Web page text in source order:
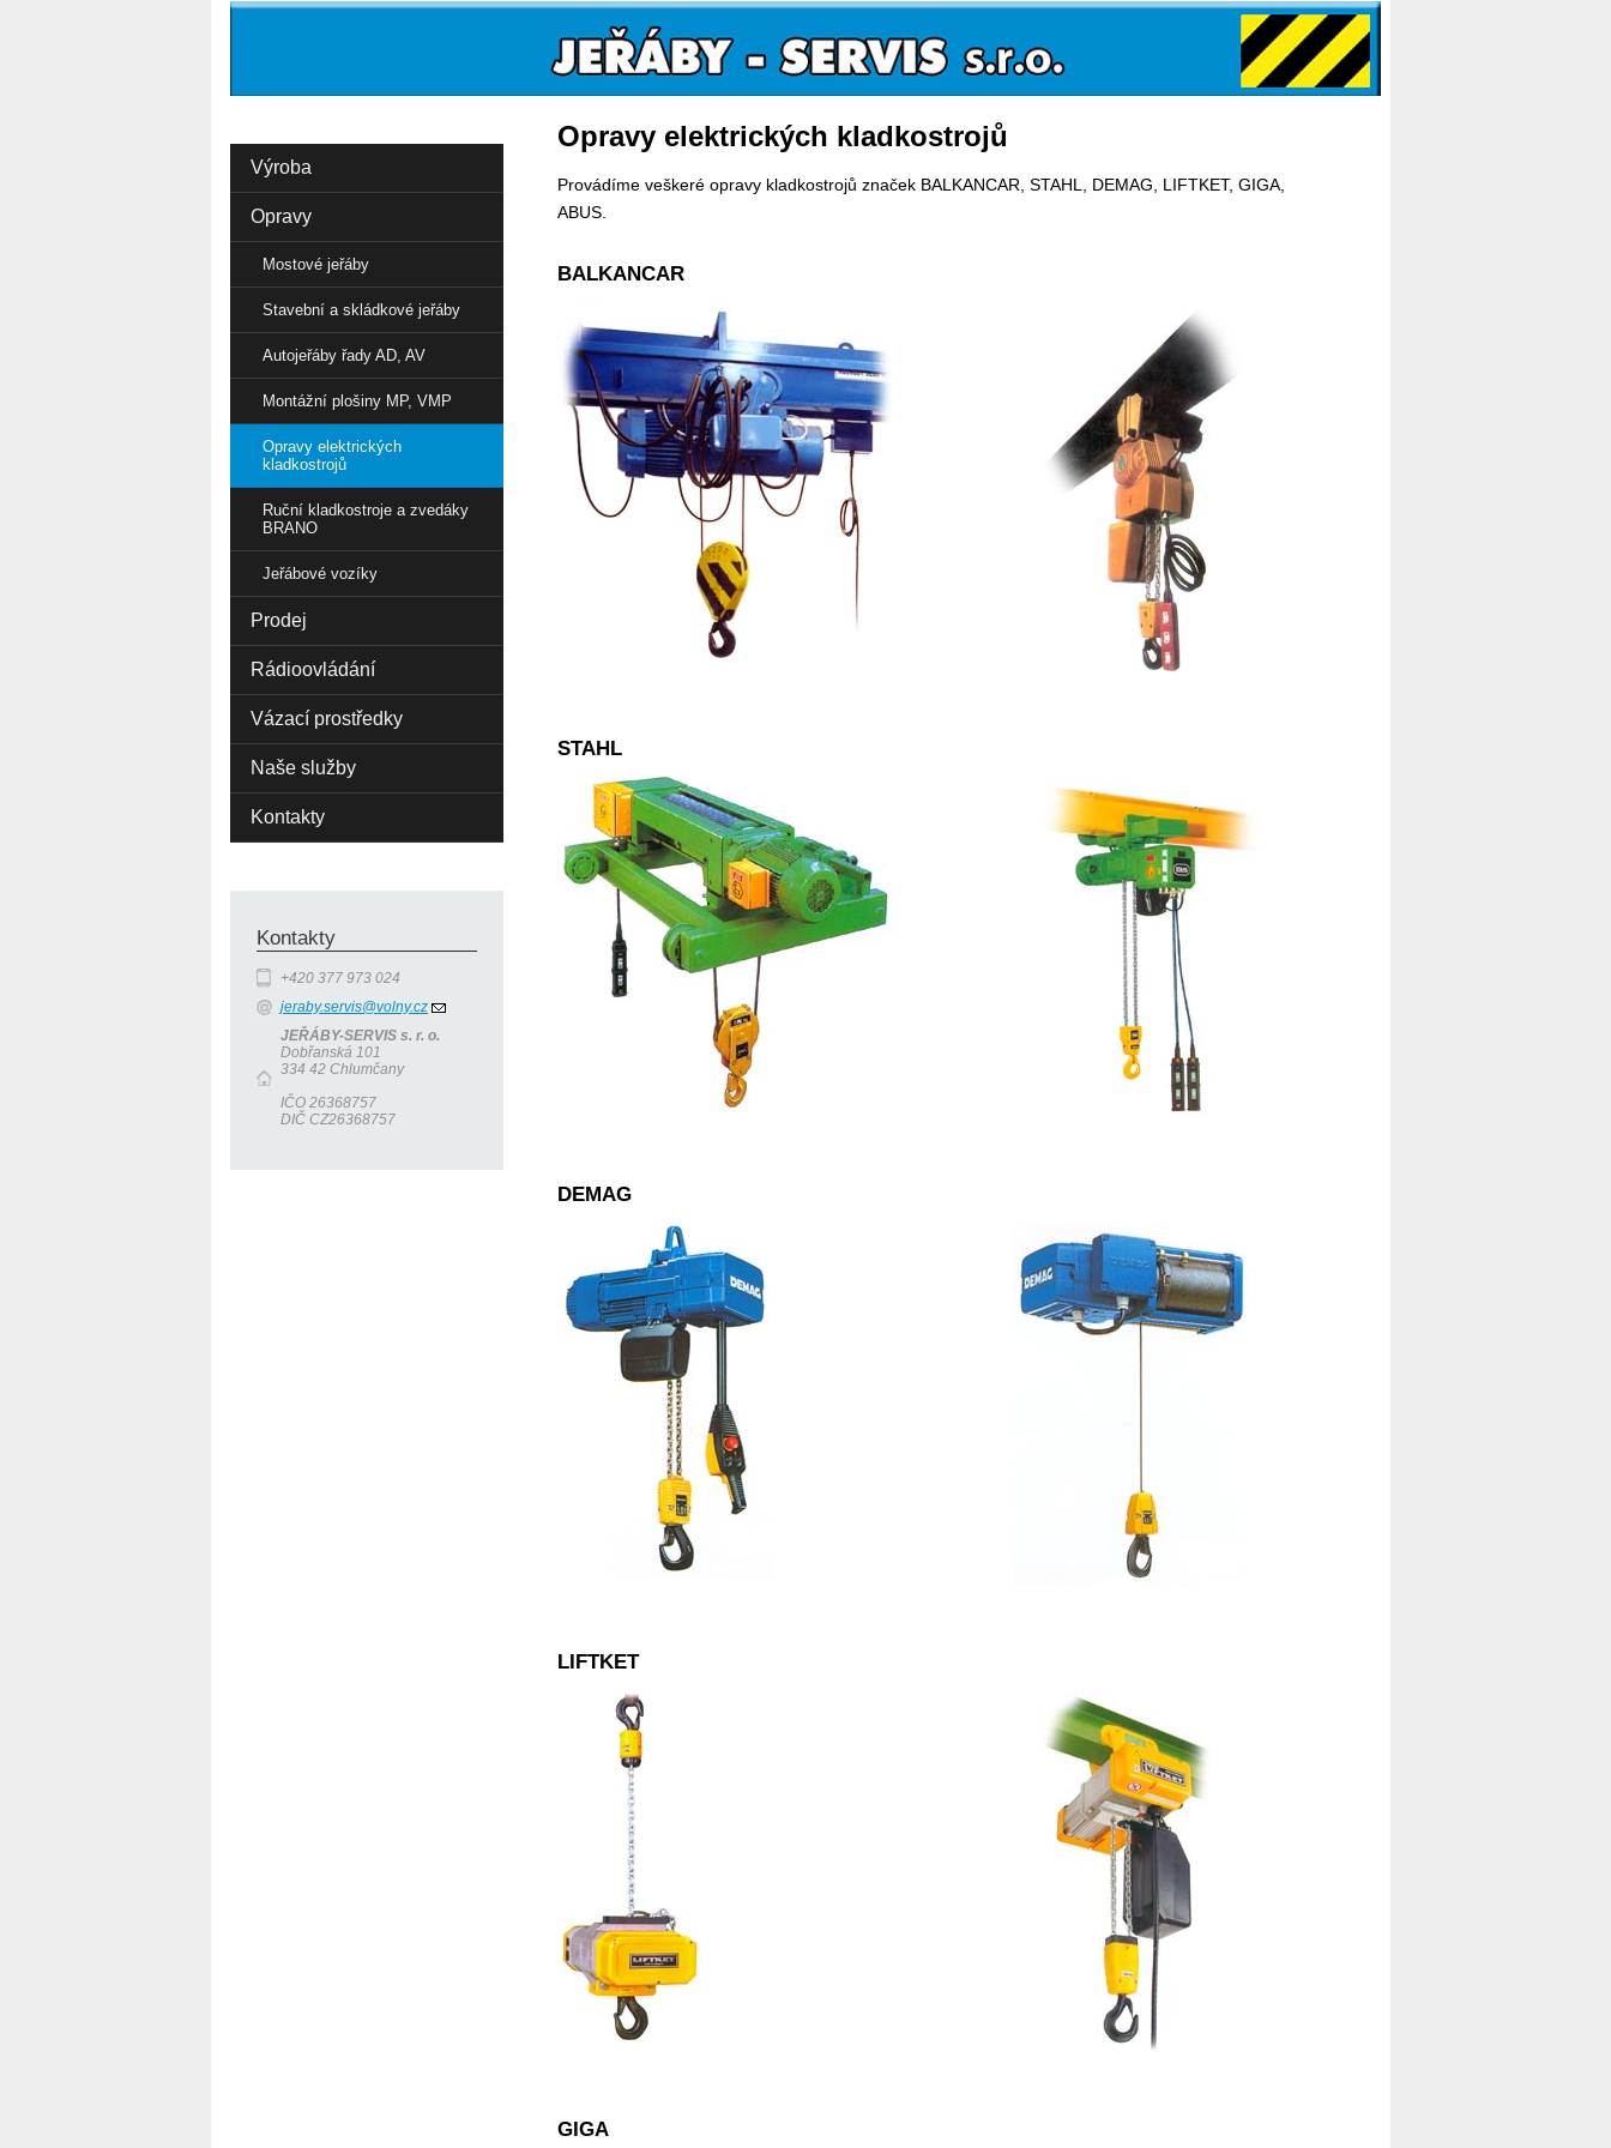
Výroba
Opravy
Mostové jeřáby
Stavební a skládkové jeřáby
Autojeřáby řady AD, AV
Montážní plošiny MP, VMP
Opravy elektrických
kladkostrojů
Ruční kladkostroje a zvedáky
BRANO
Jeřábové vozíky
Prodej
Rádioovládání
Vázací prostředky
Naše služby
Kontakty
Kontakty
+420 377 973 024
jeraby.servis@volny.cz
JEŘÁBY-SERVIS s. r. o.
Dobřanská 101
334 42 Chlumčany
IČO 26368757
DIČ CZ26368757
Opravy elektrických kladkostrojů
Provádíme veškeré opravy kladkostrojů značek BALKANCAR, STAHL, DEMAG, LIFTKET, GIGA,
ABUS.
BALKANCAR
STAHL
DEMAG
LIFTKET
GIGA